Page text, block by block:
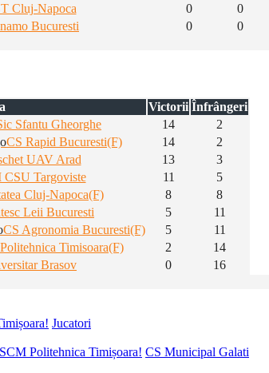
Cluj-Napoca 0
0
Bucuresti 0
0
Victorii Înfrângeri
Sfantu Gheorghe 14
2
CS Rapid Bucuresti(F) 14
2
UAV Arad 13
3
CSU Targoviste 11
5
Cluj-Napoca(F) 8
8
Leii Bucuresti 5
11
CS Agronomia Bucuresti(F) 5
11
Timisoara(F) 2
14
Brasov 0
16
Jucatori
Politehnica Timișoara! CS Municipal Galati